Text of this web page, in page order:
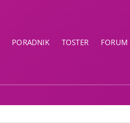
PORADNIK TOSTER FORUM